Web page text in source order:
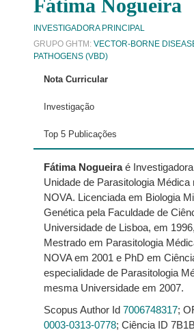
Fátima Nogueira
INVESTIGADORA PRINCIPAL
GRUPO GHTM: VECTOR-BORNE
PATHOGENS (VBD)
Nota Curricular
Investigação
Top 5 Publicações
Fátima Nogueiraé
Unidade de Parasitologia Médica
NOVA. Licenciada em Biologia
Genética pela Faculdade de
Universidade de Lisboa, em
Mestrado em Parasitologia
NOVA em 2001 e PhD em
especialidade de Parasitologia
mesma Universidade em 2007.
Scopus AuthorId 7006748317;
0003-0313-0778; Ciência ID